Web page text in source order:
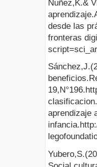
Nuñez,K.&
desde las
fronteras
aprendizaje